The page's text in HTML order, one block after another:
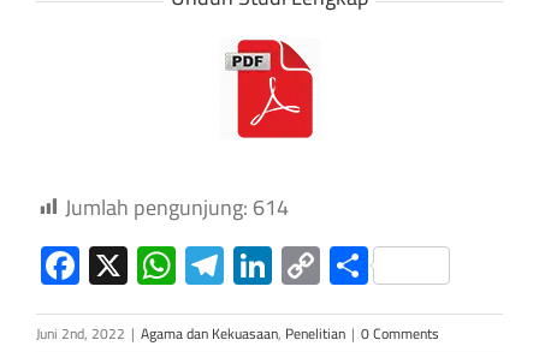
Jumlah pengunjung:614
Facebook
X WhatsApp
Telegram
LinkedIn
Copy
Link
Share
Juni 2nd, 2022 | Agama dan Kekuasaan, Penelitian | 0 Comments